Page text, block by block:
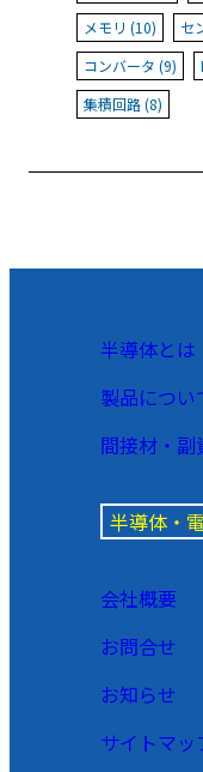
メモリ (10)
セ
コンバータ (9)
集積回路 (8)
半導体とは
製品につい
間接材・副
半導体・
会社概要
お問合せ
お知らせ
サイトマッ